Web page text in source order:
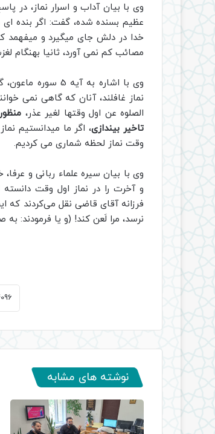
وی با بیان آداب و اسرار نماز، در
عظیم بسنده شده، گفت: اگر بنده ای
خدا در دلش جای میگیرد و
مصائب کم نمی آورد، ثانیا بهنگام
وی با اشاره به
نماز غافلند، آنان که گاهی نمی
الصلوه عن اول وقتها لغیر عذر،
تاخیر بیندازی، اگر ما میدانستیم
وقت نماز لحظه شماری می کردیم.
وی با بیان سیره علماء ربانی و
و آخرت را در نماز اول وقت
فرزانه آقای قاضی نقل می‌کردند که
نرسد، مرا لَعن کند! (و یا فرمودند:
نوشته های مشابه